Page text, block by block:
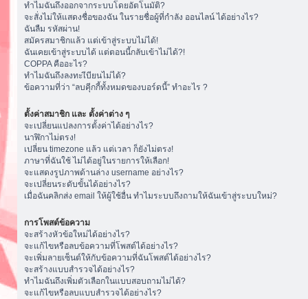
ทำไมฉันถึงออกจากระบบโดยอัตโนมัติ?
จะสั่งไม่ให้แสดงชื่อของฉัน ในรายชื่อผู้ที่กำลัง ออนไลน์ ได้อย่างไร?
ฉันลืม รหัสผ่าน!
สมัครสมาชิกแล้ว แต่เข้าสู่ระบบไม่ได้!
ฉันเคยเข้าสู่ระบบได้ แต่ตอนนี้กลับเข้าไม่ได้?!
COPPA คืออะไร?
ทำไมฉันถึงลงทะเีบียนไม่ได้?
ข้อความที่ว่า “ลบคุีกกี้ทั้งหมดของบอร์ดนี้” ทำอะไร ?
ตั้งค่าสมาชิก และ ตั้งค่าต่าง ๆ
จะเปลี่ยนแปลงการตั้งค่าได้อย่างไร?
นาฬิกาไม่ตรง!
เปลี่ยน timezone แล้ว แต่เวลา ก็ยังไม่ตรง!
ภาษาที่ฉันใช้ ไม่ได้อยู่ในรายการให้เลือก!
จะแสดงรูปภาพด้านล่าง username อย่างไร?
จะเปลี่ยนระดับขั้นได้อย่างไร?
เมื่อฉันคลิกส่ง email ให้ผู้ใช้อื่น ทำไมระบบถึงถามให้ฉันเข้าสู่ระบบใหม่?
การโพสต์ข้อความ
จะสร้างหัวข้อใหม่ได้อย่างไร?
จะแก้ไขหรือลบข้อความที่โพสต์ได้อย่างไร?
จะเพิ่มลายเซ็นต์ให้กับข้อความที่ฉันโพสต์ได้อย่างไร?
จะสร้างแบบสำรวจได้อย่างไร?
ทำไมฉันถึงเพิ่มตัวเลือกในแบบสอบถามไม่ได้?
จะแก้ไขหรือลบแบบสำรวจได้อย่างไร?